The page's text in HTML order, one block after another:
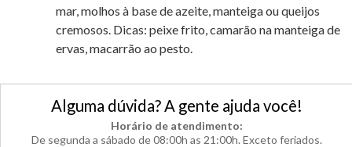
mar, molhos à base de azeite, manteiga ou queijos
cremosos. Dicas: peixe frito, camarão na manteiga de
ervas, macarrão ao pesto.
Alguma dúvida? A gente ajuda você!
Horário de atendimento:
De segunda a sábado de 08:00h as 21:00h. Exceto feriados.